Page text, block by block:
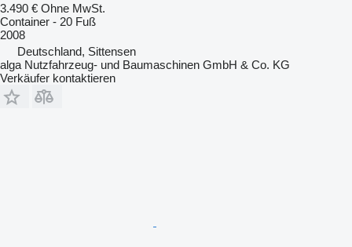
3.490 € Ohne MwSt.
Container - 20 Fuß
2008
Deutschland, Sittensen
alga Nutzfahrzeug- und Baumaschinen GmbH & Co. KG
Verkäufer kontaktieren